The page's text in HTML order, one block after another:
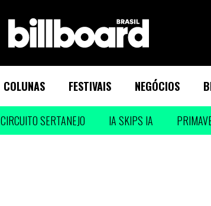
COLUNAS FESTIVAIS NEGÓCIOS
CIRCUITO SERTANEJO IA SKIPS IA